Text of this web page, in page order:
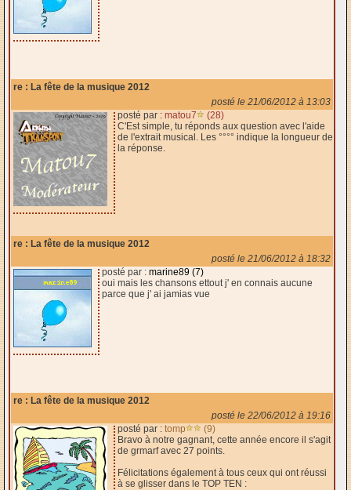
re : La fête de la musique 2012
posté le 21/06/2012 à 13:03
posté par : matou7
(28)
C'Est simple, tu réponds aux question avec l'aide
de l'extrait musical. Les °°°° indique la longueur de
la réponse.
re : La fête de la musique 2012
posté le 21/06/2012 à 18:32
posté par : marine89 (7)
oui mais les chansons ettout j' en connais aucune
parce que j' ai jamias vue
re : La fête de la musique 2012
posté le 22/06/2012 à 19:16
posté par : tomp
(9)
Bravo à notre gagnant, cette année encore il s'agit
de grmarf avec 27 points.
Félicitations également à tous ceux qui ont réussi
à se glisser dans le TOP TEN :